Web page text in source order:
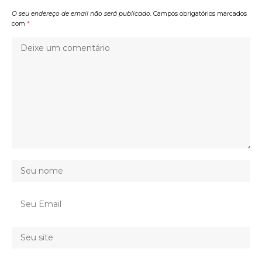
O seu endereço de email não será publicado. Campos obrigatórios marcados
com *